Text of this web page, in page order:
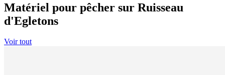
Matériel pour pêcher sur Ruisseau
d'Egletons
Voir tout